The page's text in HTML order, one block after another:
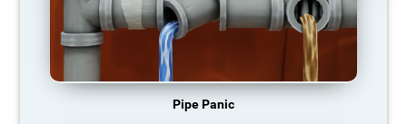
Pipe Panic